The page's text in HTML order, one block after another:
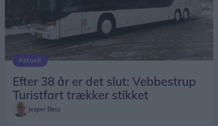
Aktuelt
Efter 38 år er det slut: Vebbestrup
Turistfart trækker stikket
Jesper Bøss